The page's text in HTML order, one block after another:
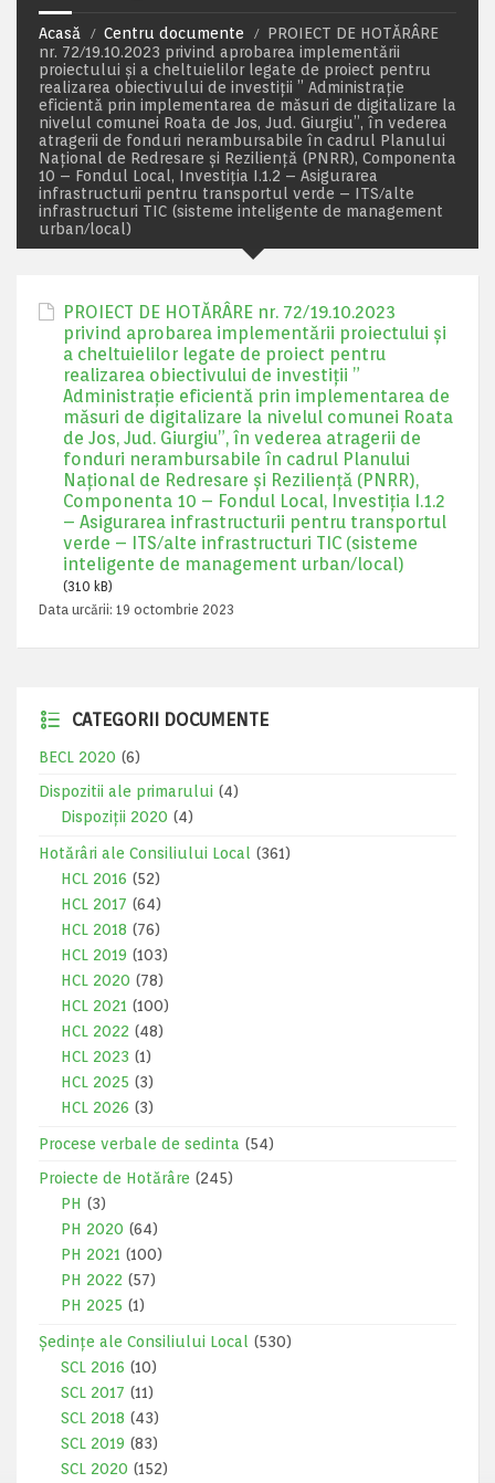
Acasă Centru documente
PROIECT DE HOTĂRÂRE
nr. 72/19.10.2023 privind aprobarea implementării
proiectului și a cheltuielilor legate de proiect pentru
realizarea obiectivului de investiții ” Administrație
eficientă prin implementarea de măsuri de digitalizare la
nivelul comunei Roata de Jos, Jud. Giurgiu”, în vederea
atragerii de fonduri nerambursabile în cadrul Planului
Național de Redresare și Reziliență (PNRR), Componenta
10 – Fondul Local, Investiția I.1.2 – Asigurarea
infrastructurii pentru transportul verde – ITS/alte
infrastructuri TIC (sisteme inteligente de management
urban/local)
PROIECT DE HOTĂRÂRE nr. 72/19.10.2023
privind aprobarea implementării proiectului și
a cheltuielilor legate de proiect pentru
realizarea obiectivului de investiții ”
Administrație eficientă prin implementarea de
măsuri de digitalizare la nivelul comunei Roata
de Jos, Jud. Giurgiu”, în vederea atragerii de
fonduri nerambursabile în cadrul Planului
Național de Redresare și Reziliență (PNRR),
Componenta 10 – Fondul Local, Investiția I.1.2
– Asigurarea infrastructurii pentru transportul
verde – ITS/alte infrastructuri TIC (sisteme
inteligente de management urban/local)
(310 kB)
Data urcării: 19 octombrie 2023
CATEGORII DOCUMENTE
BECL 2020 (6)
Dispozitii ale primarului (4)
Dispoziții 2020 (4)
Hotărâri ale Consiliului Local
(361)
HCL 2016 (52)
HCL 2017 (64)
HCL 2018 (76)
HCL 2019 (103)
HCL 2020 (78)
HCL 2021 (100)
HCL 2022 (48)
HCL 2023 (1)
HCL 2025 (3)
HCL 2026 (3)
Procese verbale de sedinta (54)
Proiecte de Hotărâre (245)
PH (3)
PH 2020 (64)
PH 2021 (100)
PH 2022 (57)
PH 2025 (1)
Ședințe ale Consiliului Local
(530)
SCL 2016 (10)
SCL 2017 (11)
SCL 2018 (43)
SCL 2019 (83)
SCL 2020 (152)